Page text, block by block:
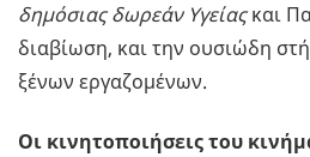
δημόσιας δωρεάν Υγείαςκαι
διαβίωση, και την ουσιώδη
ξένων εργαζομένων.
Οι κινητοποιήσεις του